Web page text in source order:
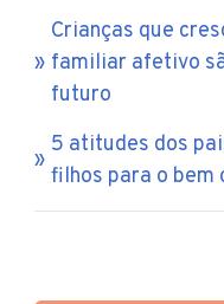
Crianças que
familiar afetivo
futuro
5 atitudes dos
filhos para o bem